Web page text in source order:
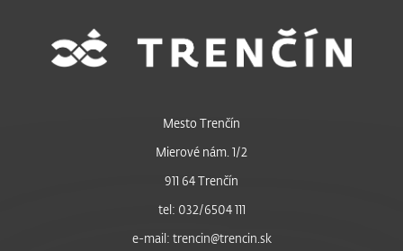
Mesto Trenčín
Mierové nám. 1/2
911 64 Trenčín
tel: 032/6504 111
e-mail: trencin@trencin.sk